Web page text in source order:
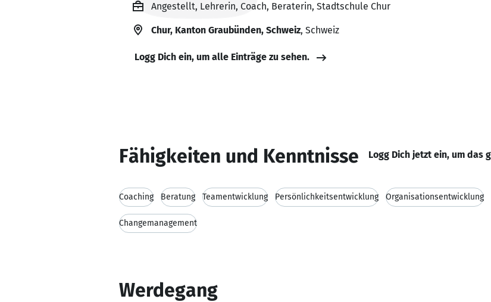
Angestellt, Lehrerin, Coach, Beraterin, Stadtschule Chur
Chur, Kanton Graubünden, Schweiz, Schweiz
Logg Dich ein, um alle Einträge zu sehen.
Fähigkeiten und Kenntnisse Logg Dich jetzt ein, um das
Coaching Beratung Teamentwicklung Persönlichkeitsentwicklung Organisationsentwicklung
Changemanagement
Werdegang